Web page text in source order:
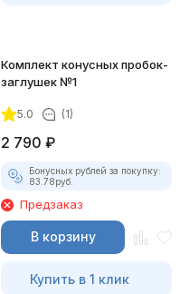
Комплект конусных пробок-
заглушек №1
5.0 (1)
2 790 ₽
Бонусных рублей за покупку:
83.78руб.
Предзаказ
В корзину
Купить в 1 клик